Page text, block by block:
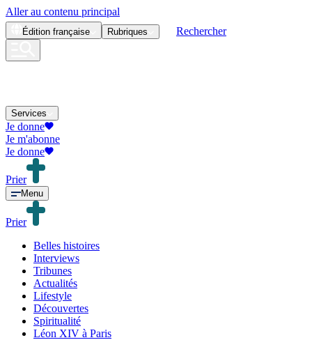
Aller au contenu principal
Édition française Rubriques Rechercher
Services
Je donne
Je m'abonne
Je donne
Prier
Menu
Prier
Belles histoires
Interviews
Tribunes
Actualités
Lifestyle
Découvertes
Spiritualité
Léon XIV à Paris